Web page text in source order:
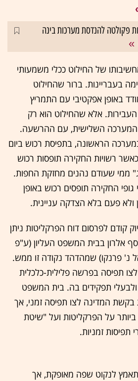
פקולטה להנדסת מערכות בינה
של החילוט ככלי משמעותי
בעבריינות. ברור שהחילוט
באופן אפקטיבי עם התמריץ
אלא שהחילוט הוא רק
השלישית, עם ההרשעה.
הראשונה, בתפיסת רכוש ביום
רשויות החקירה תופסות רכוש
ממי שעודם נהנים מחזקת החפות.
גופי החקירה תופסים רכוש באופן
ולא פעם בלא הצדקה עניינית.
קודם לפרסום דוח הפרקליטות ניתן
אלרון בבית המשפט העליון (ע"פ
ישראל נ' פרנקו) שמהדהד נקודה זו ממש.
תפיסה בפרשה פלילית-כלכלית
תפקידים בה. בית המשפט
בקשת המדינה לצו תפיסה זמני, אך
על הפרקליטות ועל "שיטת
זמניות.
לנקוט שפה מאופקת, אך